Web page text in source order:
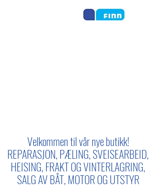
Velkommen til vår nye butikk!
REPARASJON, PÆLING, SVEISEARBEID,
HEISING, FRAKT OG VINTERLAGRING,
SALG AV BÅT, MOTOR OG UTSTYR